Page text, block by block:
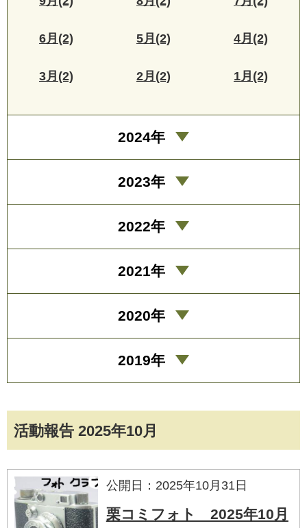
活動報告 2025年10月
公開日：2025年10月31日
栗コミフォト 2025年10月
6月(2) 5月(2) 4月(2)
3月(2) 2月(2) 1月(2)
2024年
2023年
2022年
2021年
2020年
2019年